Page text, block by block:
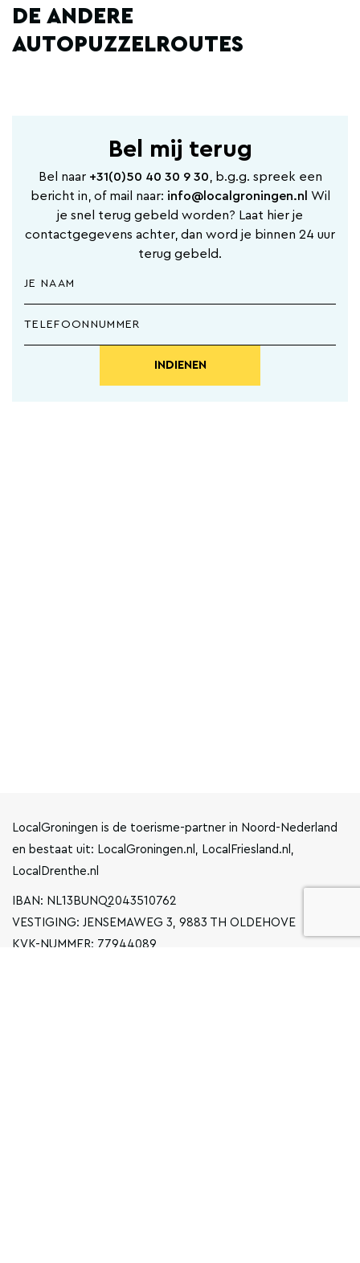
DE ANDERE
AUTOPUZZELROUTES
Bel mij terug
Bel naar +31(0)50 40 30 9 30 , b.g.g. spreek een
bericht in, of mail naar: info@localgroningen.nl Wil
je snel terug gebeld worden? Laat hier je
contactgegevens achter, dan word je binnen 24 uur
terug gebeld.
INDIENEN
LocalGroningen is de toerisme-partner in Noord-Nederland
en bestaat uit: LocalGroningen.nl, LocalFriesland.nl,
LocalDrenthe.nl
IBAN: NL13BUNQ2043510762
VESTIGING: JENSEMAWEG 3, 9883 TH OLDEHOVE
KVK-NUMMER: 77944089